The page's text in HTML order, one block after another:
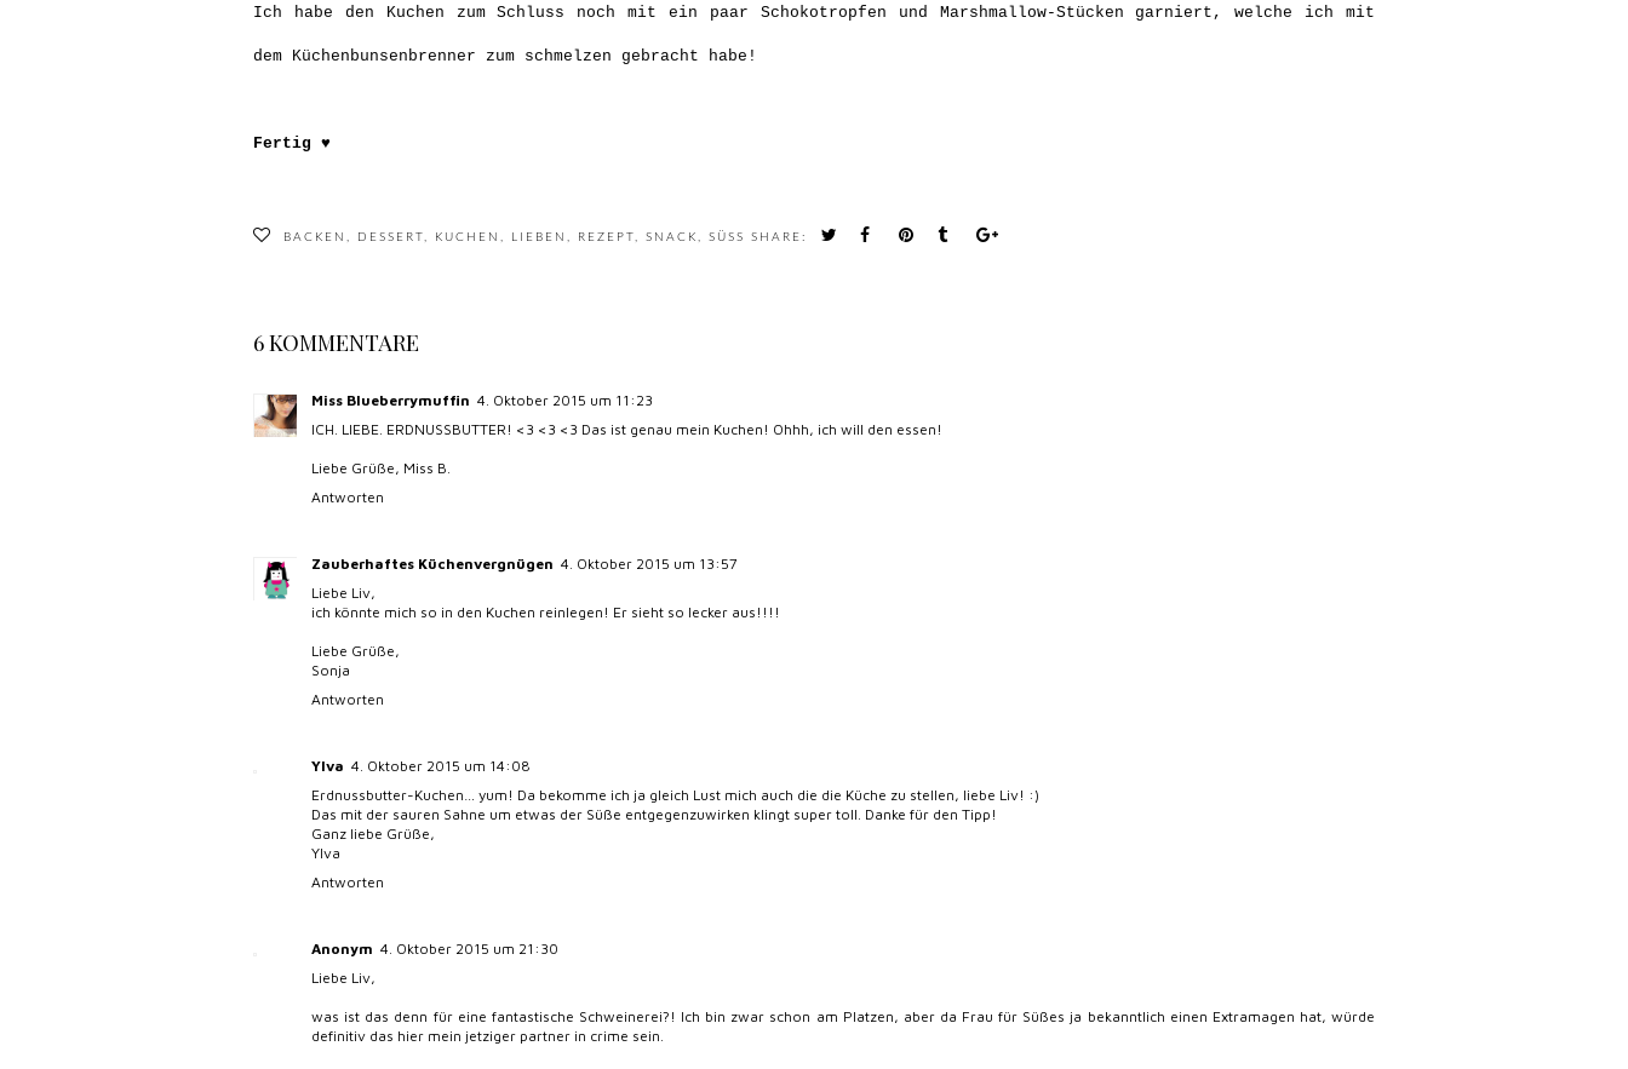
Ich habe den Kuchen zum Schluss noch mit ein paar Schokotropfen und Marshmallow-Stücken garniert, welche ich mit
dem Küchenbunsenbrenner zum schmelzen gebracht habe!
Fertig ♥
BACKEN DESSERT KUCHEN LIEBEN REZEPT SNACK SÜSS SHARE:
6 KOMMENTARE
Miss Blueberrymuffin 4. Oktober 2015 um 11:23
ICH. LIEBE. ERDNUSSBUTTER! <3 <3 <3 Das ist genau mein Kuchen! Ohhh, ich will den essen!
Liebe Grüße, Miss B.
Antworten
Zauberhaftes Küchenvergnügen 4. Oktober 2015 um 13:57
Liebe Liv,
ich könnte mich so in den Kuchen reinlegen! Er sieht so lecker aus!!!!
Liebe Grüße,
Sonja
Antworten
Ylva 4. Oktober 2015 um 14:08
Erdnussbutter-Kuchen… yum! Da bekomme ich ja gleich Lust mich auch die die Küche zu stellen, liebe Liv! :)
Das mit der sauren Sahne um etwas der Süße entgegenzuwirken klingt super toll. Danke für den Tipp!
Ganz liebe Grüße,
Ylva
Antworten
Anonym 4. Oktober 2015 um 21:30
Liebe Liv,
was ist das denn für eine fantastische Schweinerei?! Ich bin zwar schon am Platzen, aber da Frau für Süßes ja bekanntlich einen Extramagen hat, würde
definitiv das hier mein jetziger partner in crime sein.